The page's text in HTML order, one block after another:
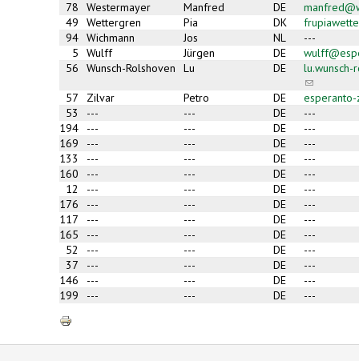
78
Westermayer Manfred DE
49
Wettergren Pia DK
94 Wichmann Jos NL
---
5
Wulff Jürgen DE
56
Wunsch-Rolshoven Lu DE
lu.wunsch-
(link
sends
e-
mail)
57 Zilvar Petro DE
53
--- --- DE
---
194
--- --- DE
---
169
--- --- DE
---
133
--- --- DE
---
160
--- --- DE
---
12
--- --- DE
---
176
--- --- DE
---
117
--- --- DE
---
165
--- --- DE
---
52
--- --- DE
---
37
--- --- DE
---
146
--- --- DE
---
199
--- --- DE ---